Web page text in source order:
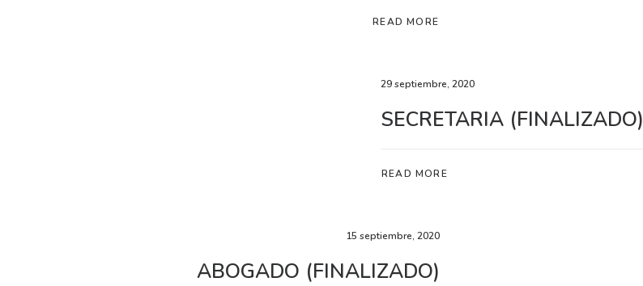
READ MORE
29 septiembre, 2020
SECRETARIA (FINALIZADO)
READ MORE
15 septiembre, 2020
ABOGADO (FINALIZADO)